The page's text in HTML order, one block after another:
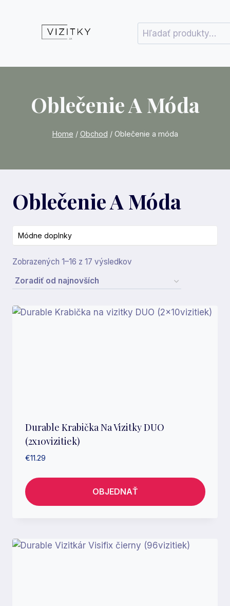
Hľadať:
Oblečenie A Móda
Home / Obchod / Oblečenie a móda
Oblečenie A Móda
Módne doplnky
Zobrazených 1–16 z 17 výsledkov
najnovších
Durable Krabička Na Vizitky DUO
(2x10vizitiek)
€11.29
OBJEDNAŤ